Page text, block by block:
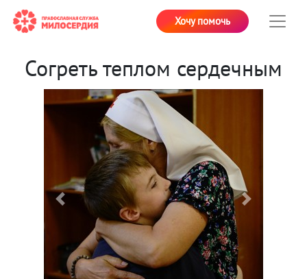
Хочу помочь
Согреть теплом сердечным
Previous Next